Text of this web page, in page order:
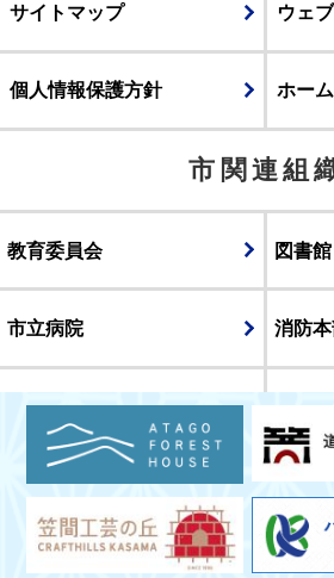
サイトマップ ウェ
個人情報保護方針 ホーム
市関連組
教育委員会 図書館
市立病院 消防
議会
表示 スマートフォン版
© CITY OF